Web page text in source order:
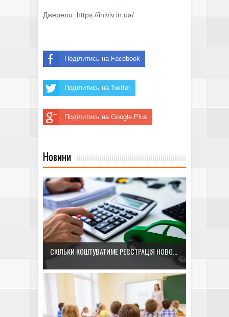
Джерело: https://inlviv.in.ua/
Поділитись на Facebook
Поділитись на Twitter
Поділитись на Google Plus
Новини
СКІЛЬКИ КОШТУВАТИМЕ РЕЄСТРАЦІЯ НОВО...